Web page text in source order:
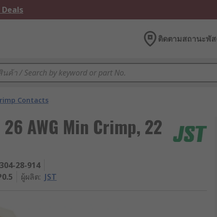
ติดตามสถานะพั
Contacts
AWG Min Crimp, 22
304-28-914
ผู้ผลิต: JST